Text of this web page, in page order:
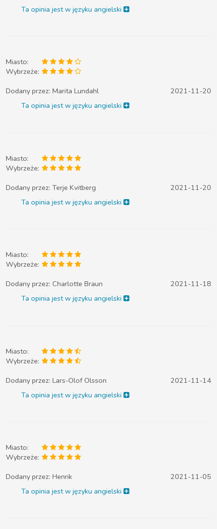
Ta opinia jest w języku angielski
Miasto:
Wybrzeże:
Dodany przez: Marita Lundahl
2021-11-20
Ta opinia jest w języku angielski
Miasto:
Wybrzeże:
Dodany przez: Terje Kvitberg
2021-11-20
Ta opinia jest w języku angielski
Miasto:
Wybrzeże:
Dodany przez: Charlotte Braun
2021-11-18
Ta opinia jest w języku angielski
Miasto:
Wybrzeże:
Dodany przez: Lars-Olof Olsson
2021-11-14
Ta opinia jest w języku angielski
Miasto:
Wybrzeże:
Dodany przez: Henrik
2021-11-05
Ta opinia jest w języku angielski